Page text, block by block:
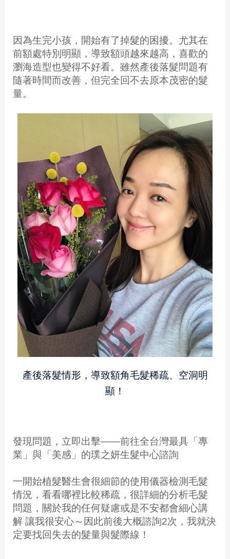
因為生完小孩，開始有了掉髮的困擾。尤其在
前額處特別明顯，導致額頭越來越高，喜歡的
瀏海造型也變得不好看。雖然產後落髮問題有
隨著時間而改善，但完全回不去原本茂密的髮
量。
產後落髮情形，導致額角毛髮稀疏、空洞明
顯！
發現問題，立即出擊——前往全台灣最具「專
業」與「美感」的璞之妍生髮中心諮詢
一開始植髮醫生會很細節的使用儀器檢測毛髮
情況，看看哪裡比較稀疏，很詳細的分析毛髮
問題，關於我的任何疑慮或是不安都會細心講
解 讓我很安心～因此前後大概諮詢2次，我就決
定要找回失去的髮量與髮際線！